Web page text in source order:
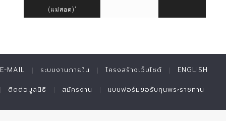
(แม่สอด)”
E-MAIL ระบบงานภายใน โครงสร้างเว็บไซต์ ENGLISH
ติดต่อมูลนิธิ สมัครงาน แบบฟอร์มขอรับทุนพระราชทาน